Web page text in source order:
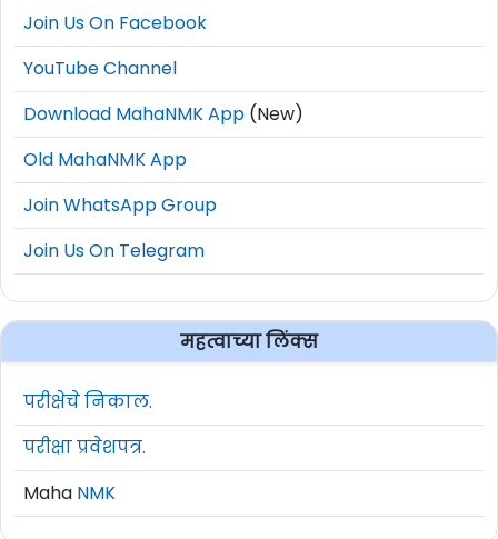
Join Us On Facebook
YouTube Channel
Download MahaNMK App (New)
Old MahaNMK App
Join WhatsApp Group
Join Us On Telegram
महत्वाच्या लिंक्स
परीक्षेचे निकाल.
परीक्षा प्रवेशपत्र.
Maha NMK